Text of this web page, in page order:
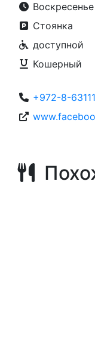
Стоянка
доступной
Кошерный
+972-8-